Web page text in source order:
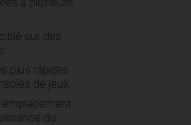
sur des
plus rapides
de jeux
emplacement
du